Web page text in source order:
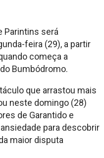
Parintins será
feira (29), a partir
começa a
Bumbódromo.
que arrastou mais
neste domingo (28)
de Garantido e
para descobrir
maior disputa